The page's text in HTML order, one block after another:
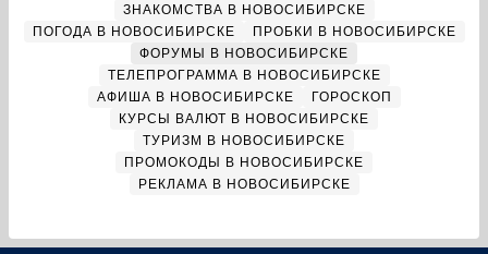
ЗНАКОМСТВА В НОВОСИБИРСКЕ
ПОГОДА В НОВОСИБИРСКЕ
ПРОБКИ В НОВОСИБИРСКЕ
ФОРУМЫ В НОВОСИБИРСКЕ
ТЕЛЕПРОГРАММА В НОВОСИБИРСКЕ
АФИША В НОВОСИБИРСКЕ
ГОРОСКОП
КУРСЫ ВАЛЮТ В НОВОСИБИРСКЕ
ТУРИЗМ В НОВОСИБИРСКЕ
ПРОМОКОДЫ В НОВОСИБИРСКЕ
РЕКЛАМА В НОВОСИБИРСКЕ